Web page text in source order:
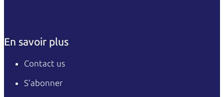
En savoir plus
Contact us
S’abonner